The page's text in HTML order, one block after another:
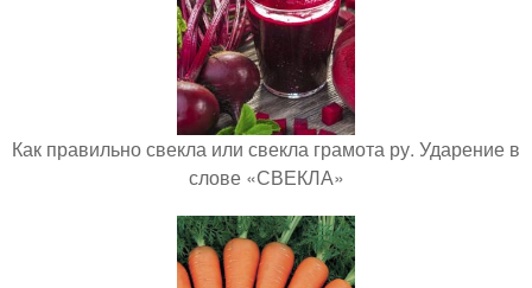
Как правильно свекла или свекла грамота ру. Ударение в
слове «СВЕКЛА»